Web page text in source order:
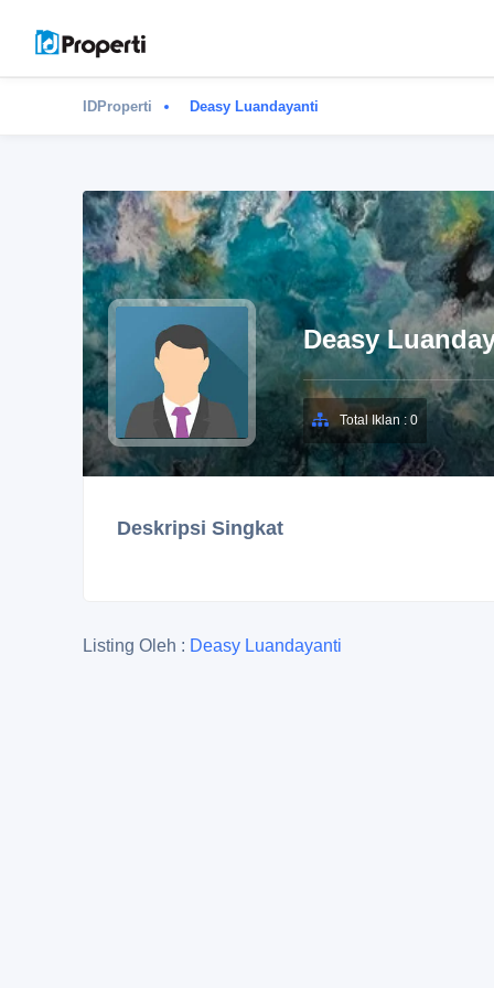
IDProperti Deasy Luandayanti
Deasy
Total Iklan : 0
Deskripsi Singkat
Listing Oleh : Deasy Luandayanti